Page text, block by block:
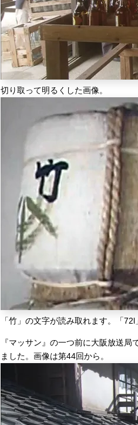
切り取って明るくした画像。
「竹」の文字が読み取れます。「
『マッサン』の一つ前に大阪放送
ました。画像は第44回から。